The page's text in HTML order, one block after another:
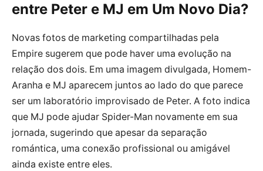
entre Peter e MJ em Um Novo Dia?
Novas fotos de marketing compartilhadas pela
Empire sugerem que pode haver uma evolução na
relação dos dois. Em uma imagem divulgada, Homem-
Aranha e MJ aparecem juntos ao lado do que parece
ser um laboratório improvisado de Peter. A foto indica
que MJ pode ajudar Spider-Man novamente em sua
jornada, sugerindo que apesar da separação
romántica, uma conexão profissional ou amigável
ainda existe entre eles.